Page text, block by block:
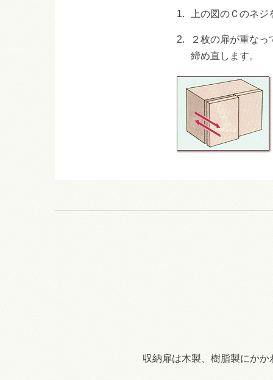
1. 上の図のＣのネ
2.
２枚の扉が重な
締め直します。
収納扉は木製、樹脂製にか